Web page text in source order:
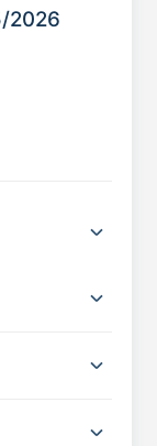
2026